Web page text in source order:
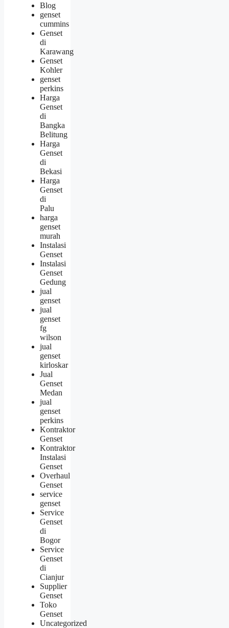
Blog
genset
cummins
Genset
di
Karawang
Genset
Kohler
genset
perkins
Harga
Genset
di
Bangka
Belitung
Harga
Genset
di
Bekasi
Harga
Genset
di
Palu
harga
genset
murah
Instalasi
Genset
Instalasi
Genset
Gedung
jual
genset
jual
genset
fg
wilson
jual
genset
kirloskar
Jual
Genset
Medan
jual
genset
perkins
Kontraktor
Genset
Kontraktor
Instalasi
Genset
Overhaul
Genset
service
genset
Service
Genset
di
Bogor
Service
Genset
di
Cianjur
Supplier
Genset
Toko
Genset
Uncategorized